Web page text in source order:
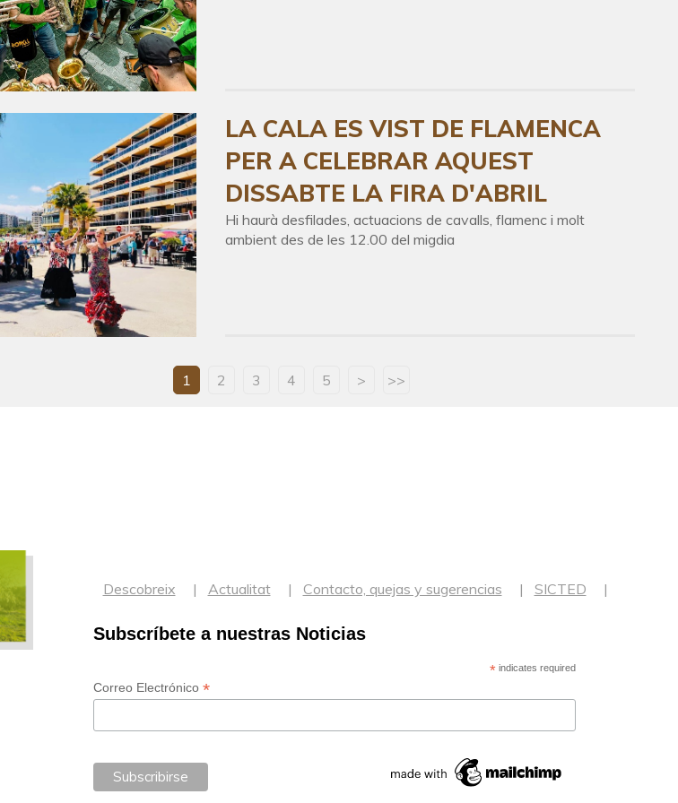
LA CALA ES VIST DE FLAMENCA
PER A CELEBRAR AQUEST
DISSABTE LA FIRA D'ABRIL
Hi haurà desfilades, actuacions de cavalls, flamenc i molt
ambient des de les 12.00 del migdia
1 2 3 4 5 > >>
Descobreix Actualitat Contacto, quejas y sugerencias SICTED
Subscríbete a nuestras Noticias
*indicates required
Correo Electrónico *